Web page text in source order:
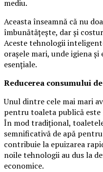
mediu.
Aceasta înseamnă că nu
îmbunătățește, dar și
Aceste tehnologii
orașele mari, unde igiena
esențiale.
Reducerea consumului
Unul dintre cele mai mari
pentru toaleta publică este
În mod tradițional,
semnificativă de apă
contribuie la epuizarea
noile tehnologii au dus la
economice.